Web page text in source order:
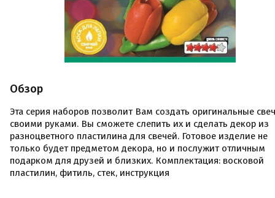
Обзор
Эта серия наборов позволит Вам создать оригинальные
своими руками. Вы сможете слепить их и сделать декор из
разноцветного пластилина для свечей. Готовое изделие не
только будет предметом декора, но и послужит отличным
подарком для друзей и близких. Комплектация: восковой
пластилин, фитиль, стек, инструкция